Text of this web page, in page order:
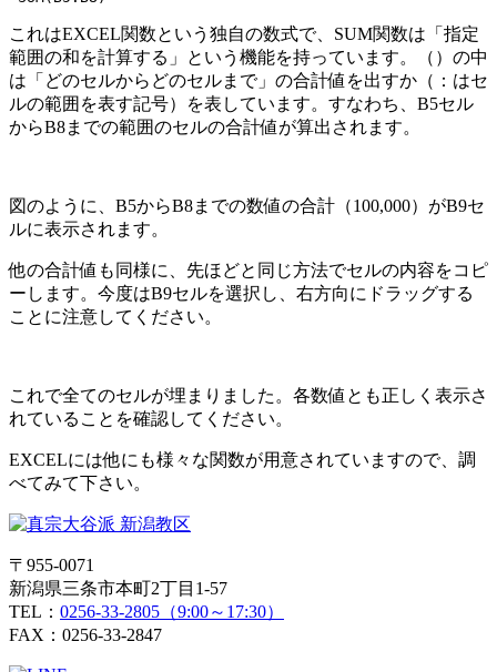
これはEXCEL関数という独自の数式で、SUM関数は「指定
範囲の和を計算する」という機能を持っています。（）の中
は「どのセルからどのセルまで」の合計値を出すか（：はセ
ルの範囲を表す記号）を表しています。すなわち、B5セル
からB8までの範囲のセルの合計値が算出されます。
図のように、B5からB8までの数値の合計（100,000）がB9セ
ルに表示されます。
他の合計値も同様に、先ほどと同じ方法でセルの内容をコピ
ーします。今度はB9セルを選択し、右方向にドラッグする
ことに注意してください。
これで全てのセルが埋まりました。各数値とも正しく表示さ
れていることを確認してください。
EXCELには他にも様々な関数が用意されていますので、調
べてみて下さい。
〒955-0071
新潟県三条市本町2丁目1-57
TEL： 0256-33-2805（9:00～17:30）
FAX：0256-33-2847